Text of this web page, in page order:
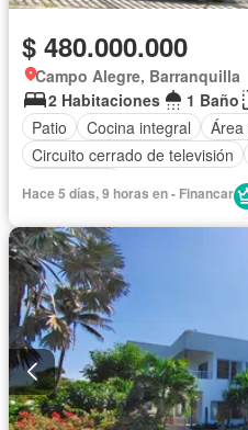
$ 480.000.000
Campo Alegre, Barranquilla
2 Habitaciones
1 Baño
Patio
Cocina integral
Área
Circuito cerrado de televisión
Hace 5 días, 9 horas en - Financar